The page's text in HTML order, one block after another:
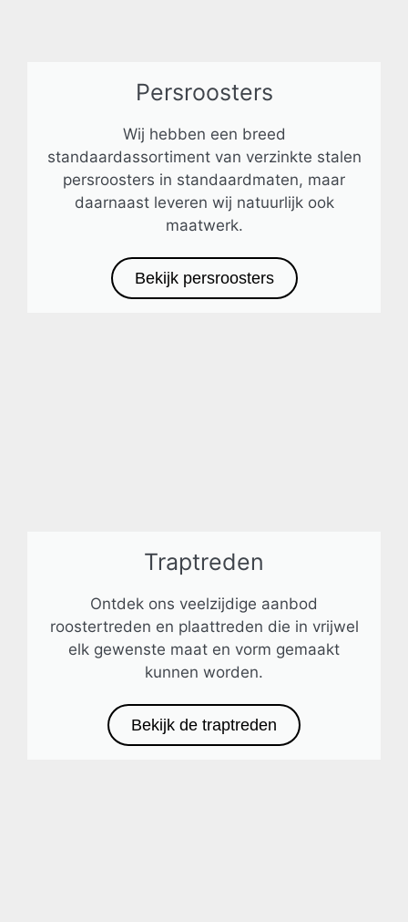
Persroosters
Wij hebben een breed
standaardassortiment van verzinkte stalen
persroosters in standaardmaten, maar
daarnaast leveren wij natuurlijk ook
maatwerk.
Bekijk persroosters
Traptreden
Ontdek ons veelzijdige aanbod
roostertreden en plaattreden die in vrijwel
elk gewenste maat en vorm gemaakt
kunnen worden.
Bekijk de traptreden